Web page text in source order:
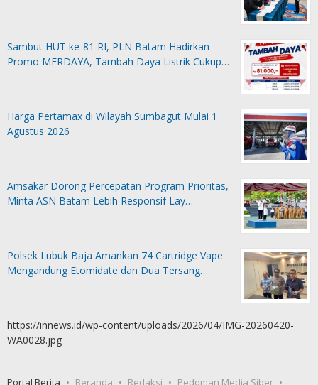
Sambut HUT ke-81 RI, PLN Batam Hadirkan
Promo MERDAYA, Tambah Daya Listrik Cukup…
Harga Pertamax di Wilayah Sumbagut Mulai 1
Agustus 2026
Amsakar Dorong Percepatan Program Prioritas,
Minta ASN Batam Lebih Responsif Lay…
Polsek Lubuk Baja Amankan 74 Cartridge Vape
Mengandung Etomidate dan Dua Tersang…
https://innews.id/wp-content/uploads/2026/04/IMG-20260420-
WA0028.jpg
Portal Berita Beranda Redaksi Pedoman Media Siber